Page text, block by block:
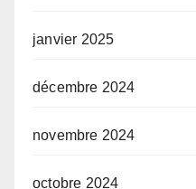
janvier 2025
décembre 2024
novembre 2024
octobre 2024